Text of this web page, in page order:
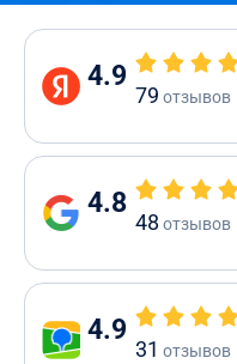
4.9
79 отзывов
4.8
48 отзывов
4.9
31 отзывов